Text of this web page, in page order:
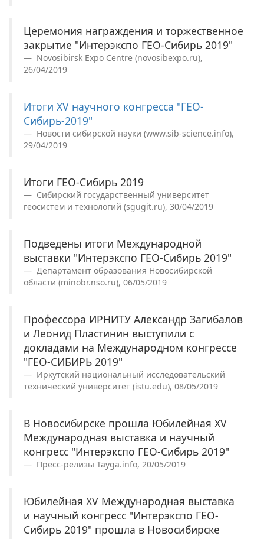
Церемония награждения и торжественное
закрытие "Интерэкспо ГЕО-Сибирь 2019"
Novosibirsk Expo Centre (novosibexpo.ru),
26/04/2019
Итоги XV научного конгресса "ГЕО-
Сибирь-2019"
Новости сибирской науки (www.sib-science.info),
29/04/2019
Итоги ГЕО-Сибирь 2019
Сибирский государственный университет
геосистем и технологий (sgugit.ru), 30/04/2019
Подведены итоги Международной
выставки "Интерэкспо ГEO-Сибирь 2019"
Департамент образования Новосибирской
области (minobr.nso.ru), 06/05/2019
Профессора ИРНИТУ Александр Загибалов
и Леонид Пластинин выступили с
докладами на Международном конгрессе
"ГЕО-СИБИРЬ 2019"
Иркутский национальный исследовательский
технический университет (istu.edu), 08/05/2019
В Новосибирске прошла Юбилейная XV
Международная выставка и научный
конгресс "Интерэкспо ГEO-Сибирь 2019"
Пресс-релизы Tayga.info, 20/05/2019
Юбилейная XV Международная выставка
и научный конгресс "Интерэкспо ГEO-
Сибирь 2019" прошла в Новосибирске